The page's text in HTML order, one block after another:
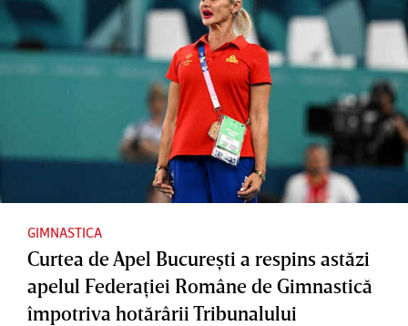
GIMNASTICA
Curtea de Apel Bucureşti a respins astăzi
apelul Federaţiei Române de Gimnastică
împotriva hotărârii Tribunalului